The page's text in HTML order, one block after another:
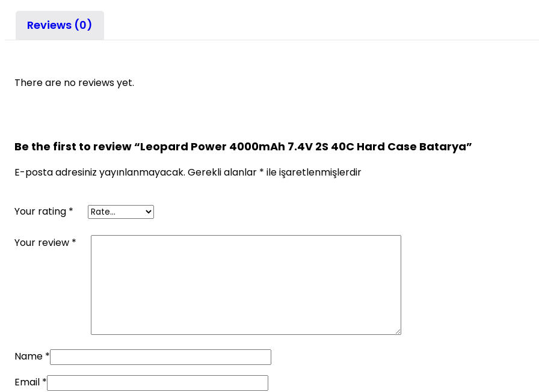
Reviews (0)
There are no reviews yet.
Be the first to review “Leopard Power 4000mAh 7.4V 2S 40C Hard Case Batarya”
E-posta adresiniz yayınlanmayacak. Gerekli alanlar * ile işaretlenmişlerdir
Your rating *
Your review *
Name *
Email *